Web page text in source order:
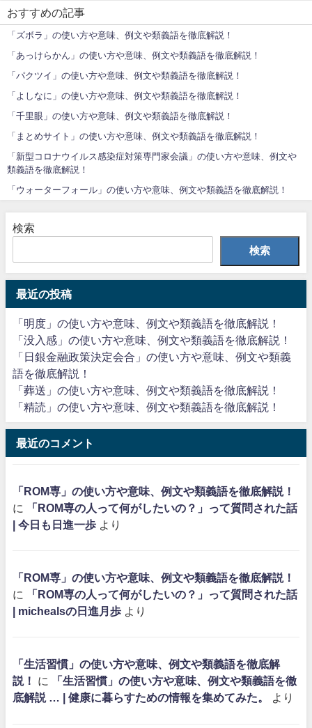
おすすめの記事
「ズボラ」の使い方や意味、例文や類義語を徹底解説！
「あっけらかん」の使い方や意味、例文や類義語を徹底解説！
「パクツイ」の使い方や意味、例文や類義語を徹底解説！
「よしなに」の使い方や意味、例文や類義語を徹底解説！
「千里眼」の使い方や意味、例文や類義語を徹底解説！
「まとめサイト」の使い方や意味、例文や類義語を徹底解説！
「新型コロナウイルス感染症対策専門家会議」の使い方や意味、例文や
類義語を徹底解説！
「ウォーターフォール」の使い方や意味、例文や類義語を徹底解説！
検索
検索
最近の投稿
「明度」の使い方や意味、例文や類義語を徹底解説！
「没入感」の使い方や意味、例文や類義語を徹底解説！
「日銀金融政策決定会合」の使い方や意味、例文や類義
語を徹底解説！
「葬送」の使い方や意味、例文や類義語を徹底解説！
「精読」の使い方や意味、例文や類義語を徹底解説！
最近のコメント
「ROM専」の使い方や意味、例文や類義語を徹底解説！
に
「ROM専の人って何がしたいの？」って質問された話
| 今日も日進一歩 より
「ROM専」の使い方や意味、例文や類義語を徹底解説！
に
「ROM専の人って何がしたいの？」って質問された話
| michealsの日進月歩 より
「生活習慣」の使い方や意味、例文や類義語を徹底解
説！
に
「生活習慣」の使い方や意味、例文や類義語を徹
底解説 … | 健康に暮らすための情報を集めてみた。
より